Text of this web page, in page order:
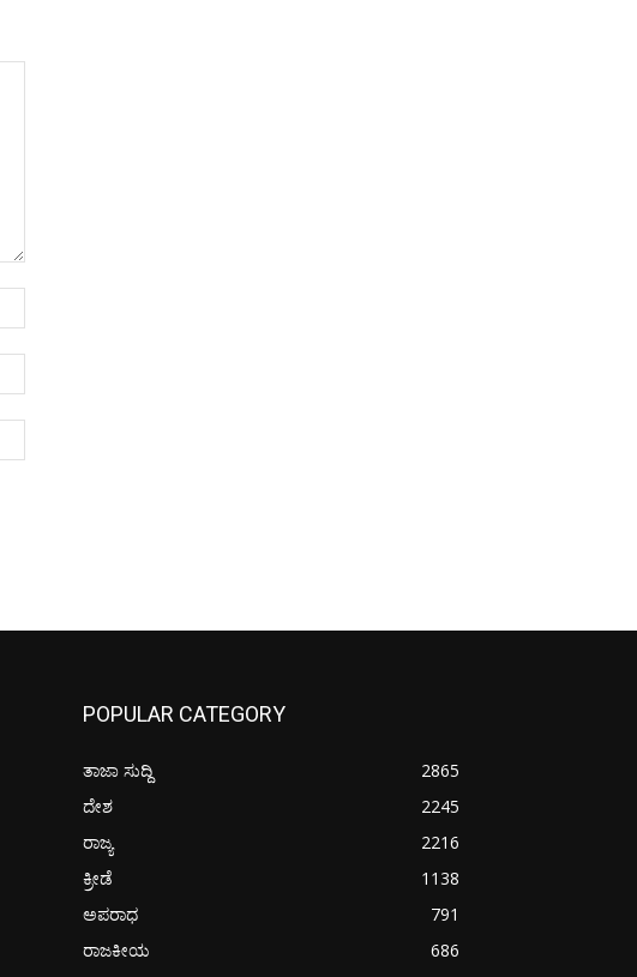
POPULAR CATEGORY
ತಾಜಾ ಸುದ್ದಿ
2865
ದೇಶ
2245
ರಾಜ್ಯ
2216
ಕ್ರೀಡೆ
1138
ಅಪರಾಧ
791
ರಾಜಕೀಯ
686